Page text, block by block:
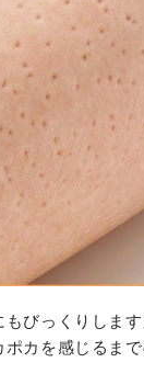
もびっくりしま
カを感じるま